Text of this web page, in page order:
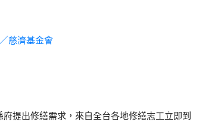
提出修繕需求，來自全台各地修繕志工立即到